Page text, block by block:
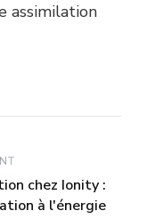
assimilation
chez Ionity :
à l'énergie